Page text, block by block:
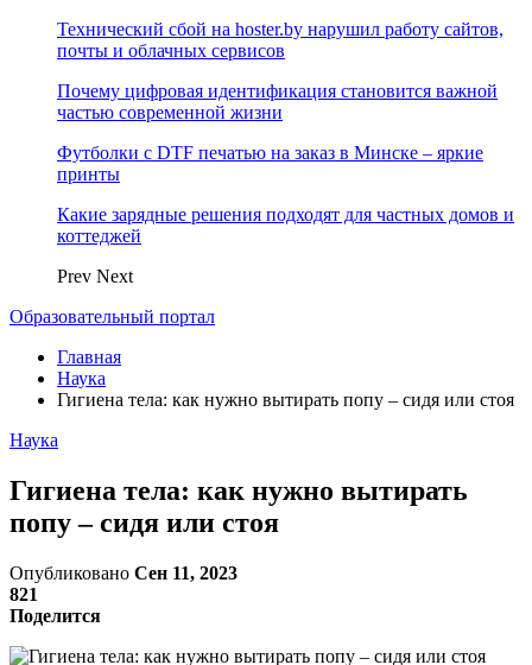
Технический сбой на hoster.by нарушил работу сайтов,
почты и облачных сервисов
Почему цифровая идентификация становится важной
частью современной жизни
Футболки с DTF печатью на заказ в Минске – яркие
принты
Какие зарядные решения подходят для частных домов и
коттеджей
Prev Next
Образовательный портал
Главная
Наука
Гигиена тела: как нужно вытирать попу – сидя или стоя
Наука
Гигиена тела: как нужно вытирать
попу – сидя или стоя
Опубликовано Сен 11, 2023
821
Поделится